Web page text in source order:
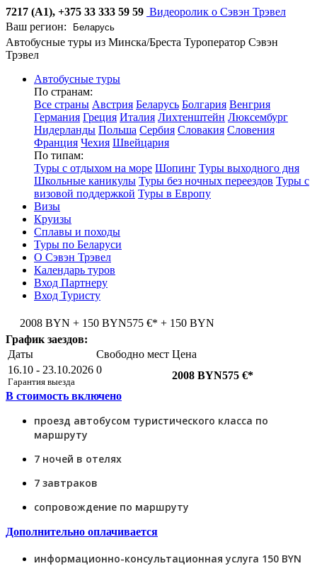
7217 (А1), +375 33 333 59 59 Видеоролик о Сэвэн Трэвел
Ваш регион:
Автобусные туры из Минска/Бреста Туроператор Сэвэн
Трэвел
Автобусные туры
По странам:
Все страны Австрия Беларусь Болгария Венгрия
Германия Греция Италия Лихтенштейн Люксембург
Нидерланды Польша Сербия Словакия Словения
Франция Чехия Швейцария
По типам:
Туры с отдыхом на море Шопинг Туры выходного дня
Школьные каникулы Туры без ночных переездов Туры с
визовой поддержкой Туры в Европу
Визы
Круизы
Сплавы и походы
Туры по Беларуси
О Сэвэн Трэвел
Календарь туров
Вход Партнеру
Вход Туристу
2008 BYN + 150 BYN575 €* + 150 BYN
График заездов:
Даты
Свободно мест Цена
16.10 - 23.10.2026
Гарантия выезда
0 2008 BYN575 €*
В стоимость включено
проезд автобусом туристического класса по
маршруту
7 ночей в отелях
7 завтраков
сопровождение по маршруту
Дополнительно оплачивается
информационно-консультационная услуга 150 BYN